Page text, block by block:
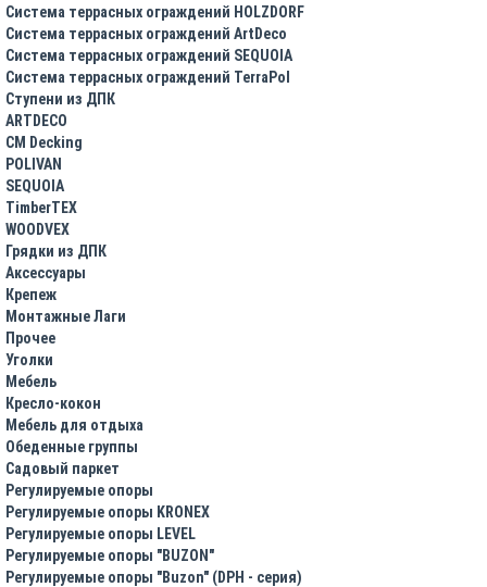
Система террасных ограждений HOLZDORF
Система террасных ограждений ArtDeco
Система террасных ограждений SEQUOIA
Система террасных ограждений TerraPol
Ступени из ДПК
ARTDECO
CM Decking
POLIVAN
SEQUOIA
TimberTEX
WOODVEX
Грядки из ДПК
Аксессуары
Крепеж
Монтажные Лаги
Прочее
Уголки
Мебель
Кресло-кокон
Мебель для отдыха
Обеденные группы
Садовый паркет
Регулируемые опоры
Регулируемые опоры KRONEX
Регулируемые опоры LEVEL
Регулируемые опоры "BUZON"
Регулируемые опоры "Buzon" (DPH - серия)